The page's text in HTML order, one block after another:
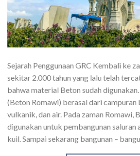
Sejarah Penggunaan GRC Kembali ke
sekitar 2.000 tahun yang lalu telah
bahwa material Beton sudah
(Beton Romawi) berasal dari campuran
vulkanik, dan air. Pada zaman Romawi,
digunakan untuk pembangunan saluran
kuil. Sampai sekarang bangunan –